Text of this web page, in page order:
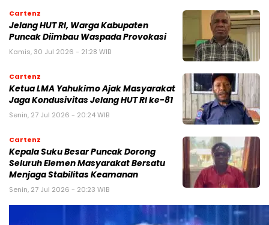
Cartenz
Jelang HUT RI, Warga Kabupaten
Puncak Diimbau Waspada Provokasi
Kamis, 30 Jul 2026 - 21:28 WIB
Cartenz
Ketua LMA Yahukimo Ajak Masyarakat
Jaga Kondusivitas Jelang HUT RI ke-81
Senin, 27 Jul 2026 - 20:24 WIB
Cartenz
Kepala Suku Besar Puncak Dorong
Seluruh Elemen Masyarakat Bersatu
Menjaga Stabilitas Keamanan
Senin, 27 Jul 2026 - 20:23 WIB